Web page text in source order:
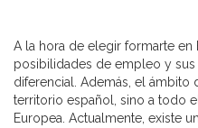
A la hora de elegir formarte en
posibilidades de empleo y
diferencial. Además, el ámbito
territorio español, sino a todo
Europea. Actualmente, existe